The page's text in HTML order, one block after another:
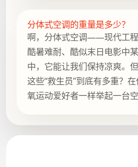
分体式空调的重量是多少？
啊，分体式空调——现代工
酷暑难耐、酷似末日电影中
中，它能让我们保持凉爽。
这些“救生员”到底有多重？
氧运动爱好者一样举起一台